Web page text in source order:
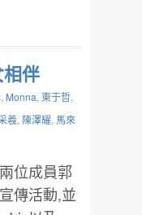
伴
, Monna, 東于哲,
羲, 陳澤耀, 馬來
位成員郭
傳活動,並